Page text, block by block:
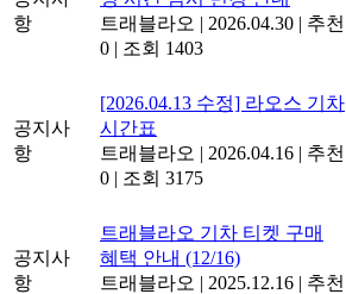
항
트래블라오 | 2026.04.30 | 추천
0 | 조회 1403
공지사
항
[2026.04.13 수정] 라오스 기차
시간표
트래블라오 | 2026.04.16 | 추천
0 | 조회 3175
공지사
항
트래블라오 기차 티켓 구매
혜택 안내 (12/16)
트래블라오 | 2025.12.16 | 추천